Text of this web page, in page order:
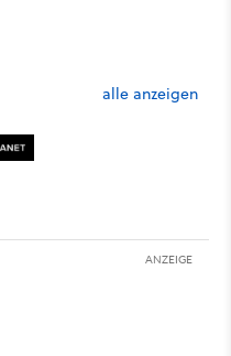
alle anzeigen
ANZEIGE